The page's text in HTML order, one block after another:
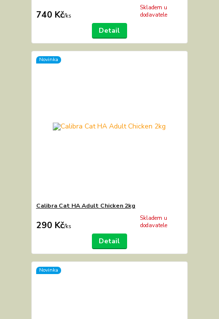
740 Kč/ks
Skladem u
dodavatele
Detail
Novinka
Calibra Cat HA Adult Chicken 2kg
290 Kč/ks
Skladem u
dodavatele
Detail
Novinka